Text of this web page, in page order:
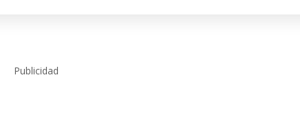
Publicidad